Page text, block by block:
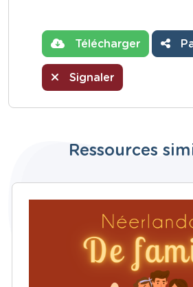
Télécharger
Signaler
Ressources